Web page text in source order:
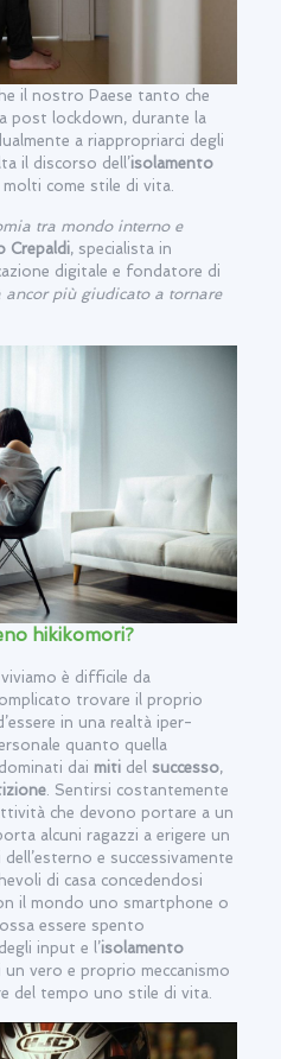
il nostro Paese tanto che
post lockdown, durante la
a riappropriarci degli
il discorso dell’isolamento
come stile di vita.
tra mondo interno e
Crepaldi, specialista in
digitale e fondatore di
ancor più giudicato a tornare
hikikomori?
è difficile da
trovare il proprio
in una realtà iper-
quanto quella
dai mitidel successo,
. Sentirsi costantemente
che devono portare a un
alcuni ragazzi a erigere un
e successivamente
di casa concedendosi
il mondo uno smartphone o
essere spento
input e l’isolamento
vero e proprio meccanismo
del tempo uno stile di vita.